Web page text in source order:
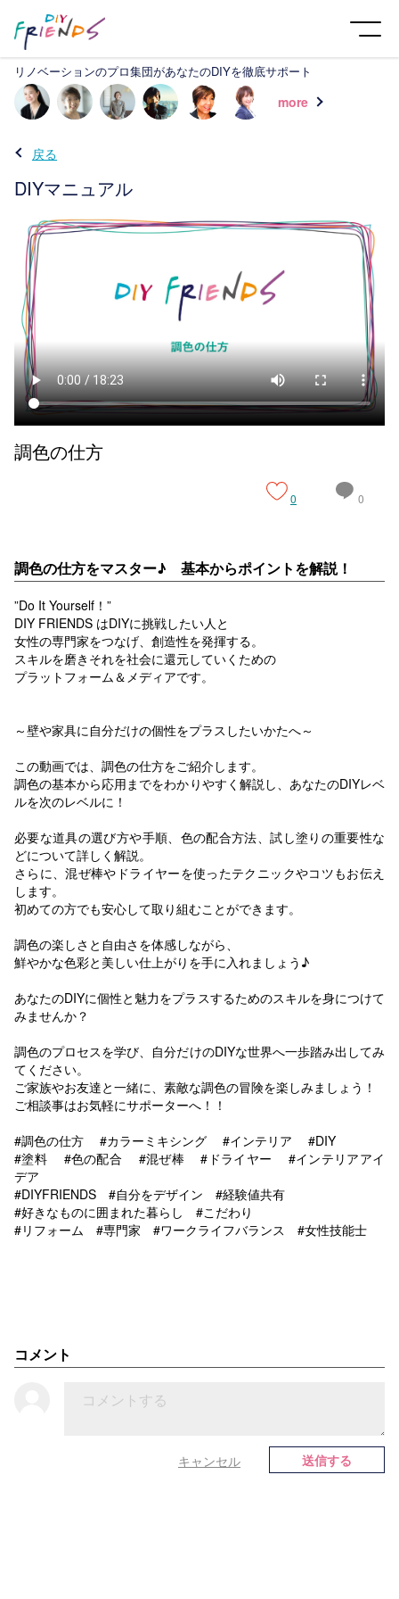
リノベーションのプロ集団があなたのDIYを徹底サポート
more
戻る
DIYマニュアル
調色の仕方
0 0
調色の仕方をマスター♪ 基本からポイントを解説！
”Do It Yourself！”
DIY FRIENDS はDIYに挑戦したい人と
女性の専門家をつなげ、創造性を発揮する。
スキルを磨きそれを社会に還元していくための
プラットフォーム＆メディアです。
～壁や家具に自分だけの個性をプラスしたいかたへ～
この動画では、調色の仕方をご紹介します。
調色の基本から応用までをわかりやすく解説し、あなたのDIYレベ
ルを次のレベルに！
必要な道具の選び方や手順、色の配合方法、試し塗りの重要性な
どについて詳しく解説。
さらに、混ぜ棒やドライヤーを使ったテクニックやコツもお伝え
します。
初めての方でも安心して取り組むことができます。
調色の楽しさと自由さを体感しながら、
鮮やかな色彩と美しい仕上がりを手に入れましょう♪
あなたのDIYに個性と魅力をプラスするためのスキルを身につけて
みませんか？
調色のプロセスを学び、自分だけのDIYな世界へ一歩踏み出してみ
てください。
ご家族やお友達と一緒に、素敵な調色の冒険を楽しみましょう！
ご相談事はお気軽にサポーターへ！！
#調色の仕方 #カラーミキシング #インテリア #DIY
#塗料 #色の配合 #混ぜ棒 #ドライヤー #インテリアアイ
デア
#DIYFRIENDS #自分をデザイン #経験値共有
#好きなものに囲まれた暮らし #こだわり
#リフォーム #専門家 #ワークライフバランス #女性技能士
コメント
キャンセル 送信する